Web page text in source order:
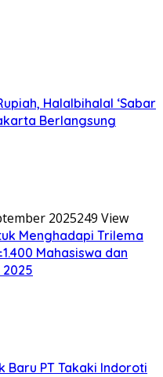
Halalbihalal ‘Sabar
Berlangsung
2025249 View
Menghadapi Trilema
Mahasiswa dan
2025
Baru PT Takaki Indoroti